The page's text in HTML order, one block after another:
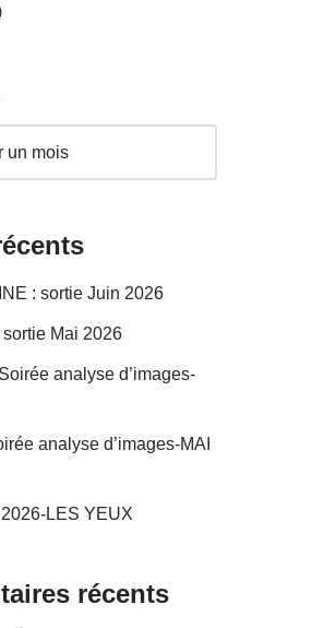
: sortie Juin 2026
Mai 2026
analyse d’images-
analyse d’images-MAI
LES YEUX
récents